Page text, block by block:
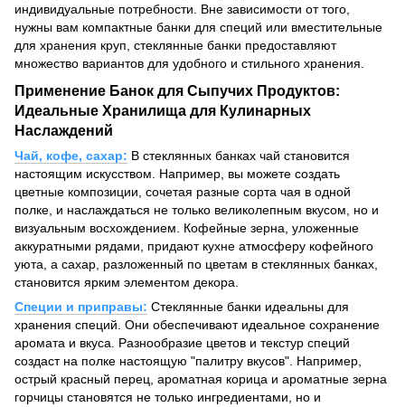
индивидуальные потребности. Вне зависимости от того,
нужны вам компактные банки для специй или вместительные
для хранения круп, стеклянные банки предоставляют
множество вариантов для удобного и стильного хранения.
Применение Банок для Сыпучих Продуктов:
Идеальные Хранилища для Кулинарных
Наслаждений
Чай, кофе, сахар: В стеклянных банках чай становится
настоящим искусством. Например, вы можете создать
цветные композиции, сочетая разные сорта чая в одной
полке, и наслаждаться не только великолепным вкусом, но и
визуальным восхождением. Кофейные зерна, уложенные
аккуратными рядами, придают кухне атмосферу кофейного
уюта, а сахар, разложенный по цветам в стеклянных банках,
становится ярким элементом декора.
Специи и приправы: Стеклянные банки идеальны для
хранения специй. Они обеспечивают идеальное сохранение
аромата и вкуса. Разнообразие цветов и текстур специй
создаст на полке настоящую "палитру вкусов". Например,
острый красный перец, ароматная корица и ароматные зерна
горчицы становятся не только ингредиентами, но и